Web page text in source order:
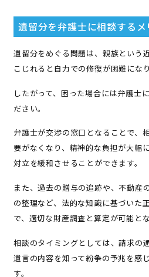
遺留分を弁護士に相談するメ
遺留分をめぐる問題は、親族という
こじれると自力での修復が困難になり
したがって、困った場合には弁護士
ださい。
弁護士が交渉の窓口となることで、
要がなくなり、精神的な負担が大幅
対立を緩和させることができます。
また、過去の贈与の追跡や、不動産
の整理など、法的な知識に基づいた
で、適切な財産調査と算定が可能とな
相談のタイミングとしては、請求の
遺言の内容を知って紛争の予兆を感
す。